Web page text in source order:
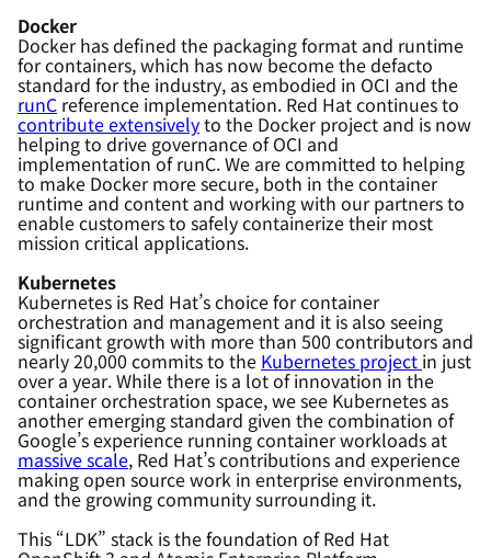
Docker
Docker has defined the packaging format and runtime
for containers, which has now become the defacto
standard for the industry, as embodied in OCI and the
runC reference implementation. Red Hat continues to
contribute extensivelyto the Docker project and is now
helping to drive governance of OCI and
implementation of runC. We are committed to helping
to make Docker more secure, both in the container
runtime and content and working with our partners to
enable customers to safely containerize their most
mission critical applications.
Kubernetes
Kubernetes is Red Hat’s choice for container
orchestration and management and it is also seeing
significant growth with more than 500 contributors and
nearly 20,000 commits to the Kubernetes project in just
over a year. While there is a lot of innovation in the
container orchestration space, we see Kubernetes as
another emerging standard given the combination of
Google’s experience running container workloads at
massive scale, Red Hat’s contributions and experience
making open source work in enterprise environments,
and the growing community surrounding it.
This “LDK” stack is the foundation of Red Hat